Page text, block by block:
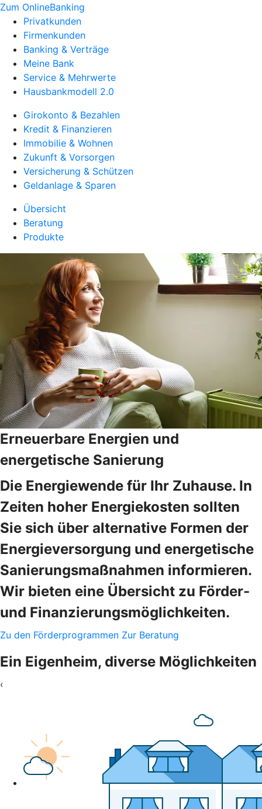
Zum OnlineBanking
Privatkunden
Firmenkunden
Banking & Verträge
Meine Bank
Service & Mehrwerte
Hausbankmodell 2.0
Girokonto & Bezahlen
Kredit & Finanzieren
Immobilie & Wohnen
Zukunft & Vorsorgen
Versicherung & Schützen
Geldanlage & Sparen
Übersicht
Beratung
Produkte
Erneuerbare Energien und
energetische Sanierung
Die Energiewende für Ihr Zuhause. In
Zeiten hoher Energiekosten sollten
Sie sich über alternative Formen der
Energieversorgung und energetische
Sanierungsmaßnahmen informieren.
Wir bieten eine Übersicht zu Förder-
und Finanzierungsmöglichkeiten.
Zu den Förderprogrammen Zur Beratung
Ein Eigenheim, diverse Möglichkeiten
‹